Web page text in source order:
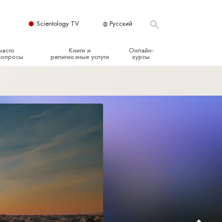
Scientology TV Русский
Книги и
религиозные услуги
Вводные лекции
Начальные религиозные услуги
Онлайн-
курсы
Как противостоять опасному
окружению
Шкала эмоциональных тонов